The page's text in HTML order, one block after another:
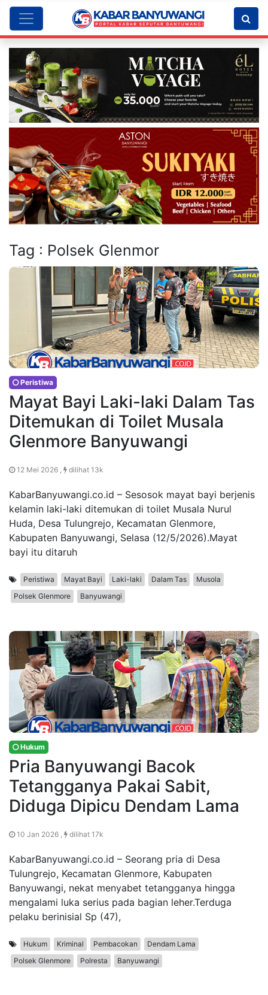
Tag : Polsek Glenmor
Peristiwa
Mayat Bayi Laki-laki Dalam Tas
Ditemukan di Toilet Musala
Glenmore Banyuwangi
12 Mei 2026 , dilihat 13k
KabarBanyuwangi.co.id – Sesosok mayat bayi berjenis
kelamin laki-laki ditemukan di toilet Musala Nurul
Huda, Desa Tulungrejo, Kecamatan Glenmore,
Kabupaten Banyuwangi, Selasa (12/5/2026).Mayat
bayi itu ditaruh
Peristiwa Mayat Bayi Laki-laki Dalam Tas
Musola
Polsek Glenmore
Banyuwangi
Hukum
Pria Banyuwangi Bacok
Tetangganya Pakai Sabit,
Diduga Dipicu Dendam Lama
10 Jan 2026 , dilihat 17k
KabarBanyuwangi.co.id – Seorang pria di Desa
Tulungrejo, Kecamatan Glenmore, Kabupaten
Banyuwangi, nekat menyabet tetangganya hingga
mengalami luka serius pada bagian leher.Terduga
pelaku berinisial Sp (47),
Hukum Kriminal Pembacokan
Dendam Lama
Polsek Glenmore
Polresta Banyuwangi